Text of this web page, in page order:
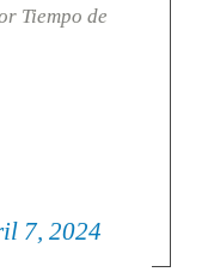
Tiempo de
7, 2024